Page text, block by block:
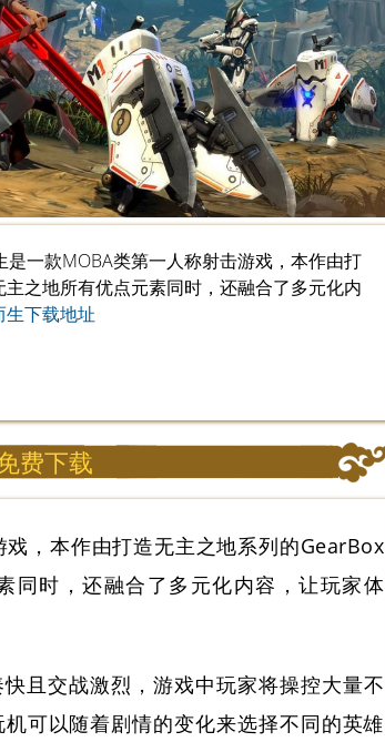
一款MOBA类第一人称射击游戏，本作由打
之地所有优点元素同时，还融合了多元化内
生下载地址
费下载
，本作由打造无主之地系列的GearBox
同时，还融合了多元化内容，让玩家体
且交战激烈，游戏中玩家将操控大量不
可以随着剧情的变化来选择不同的英雄